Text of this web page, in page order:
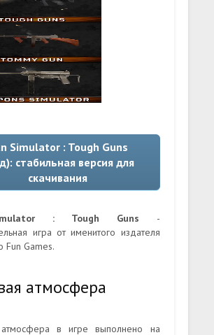
Simulator : Tough Guns
стабильная версия для
скачивания
: Tough Guns -
игра от именитого издателя
Fun Games.
атмосфера
атмосфера в игре выполнено на